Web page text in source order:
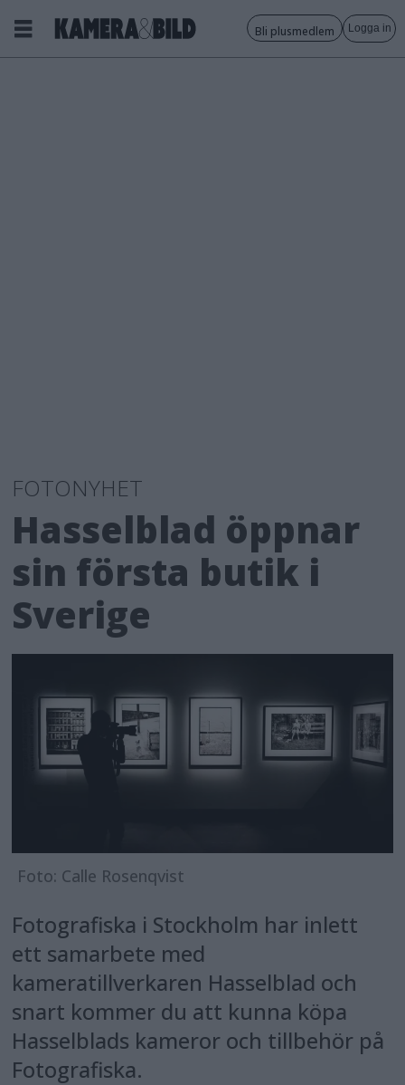
Bli plusmedlem Logga in
FOTONYHET
Hasselblad öppnar
sin första butik i
Sverige
Foto: Calle Rosenqvist
Fotografiska i Stockholm har inlett
ett samarbete med
kameratillverkaren Hasselblad och
snart kommer du att kunna köpa
Hasselblads kameror och tillbehör på
Fotografiska.